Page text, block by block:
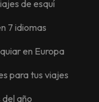
unas tapas en
es la nieve y el
solo 40 minutos en
a
Pradollano
habitado de la
esquí de
de esquí
7 idiomas
en Europa
para tus viajes
año